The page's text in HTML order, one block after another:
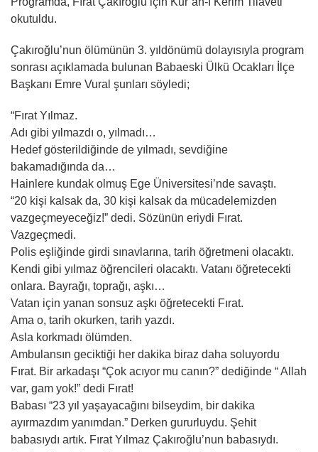
okutuldu.
Çakıroğlu’nun ölümünün 3. yıldönümü dolayısıyla program
sonrası açıklamada bulunan Babaeski Ülkü Ocakları İlçe
Başkanı Emre Vural şunları söyledi;
“Fırat Yılmaz.
Adı gibi yılmazdı o, yılmadı…
Hedef gösterildiğinde de yılmadı, sevdiğine
bakamadığında da…
Hainlere kundak olmuş Ege Üniversitesi’nde savaştı.
“20 kişi kalsak da, 30 kişi kalsak da mücadelemizden
vazgeçmeyeceğiz!” dedi. Sözünün eriydi Fırat.
Vazgeçmedi.
Polis eşliğinde girdi sınavlarına, tarih öğretmeni olacaktı.
Kendi gibi yılmaz öğrencileri olacaktı. Vatanı öğretecekti
onlara. Bayrağı, toprağı, aşkı…
Vatan için yanan sonsuz aşkı öğretecekti Fırat.
Ama o, tarih okurken, tarih yazdı.
Asla korkmadı ölümden.
Ambulansın geciktiği her dakika biraz daha soluyordu
Fırat. Bir arkadaşı “Çok acıyor mu canın?” dediğinde “ Allah
var, gam yok!” dedi Fırat!
Babası “23 yıl yaşayacağını bilseydim, bir dakika
ayırmazdım yanımdan.” Derken gururluydu. Şehit
babasıydı artık. Fırat Yılmaz Çakıroğlu’nun babasıydı.